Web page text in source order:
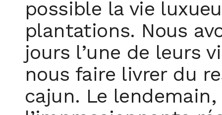
possible la vie
plantations. Nous
jours l’une de leurs
nous faire livrer du
cajun. Le